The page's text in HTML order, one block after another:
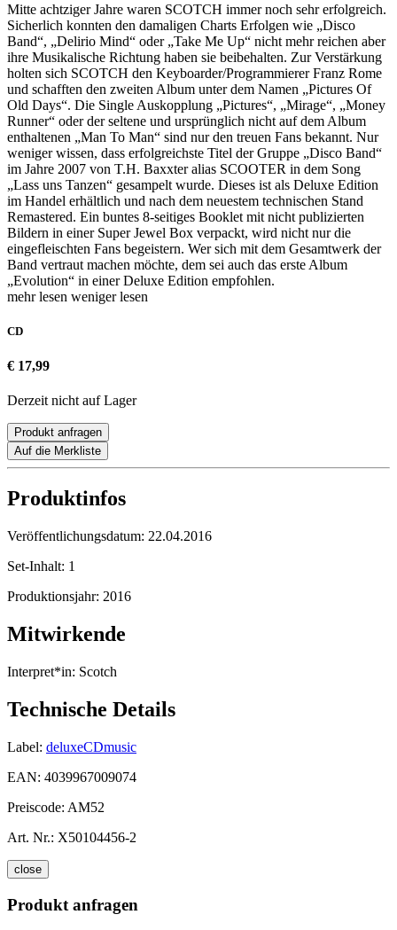
Mitte achtziger Jahre waren SCOTCH immer noch sehr erfolgreich.
Sicherlich konnten den damaligen Charts Erfolgen wie „Disco
Band“, „Delirio Mind“ oder „Take Me Up“ nicht mehr reichen aber
ihre Musikalische Richtung haben sie beibehalten. Zur Verstärkung
holten sich SCOTCH den Keyboarder/Programmierer Franz Rome
und schafften den zweiten Album unter dem Namen „Pictures Of
Old Days“. Die Single Auskopplung „Pictures“, „Mirage“, „Money
Runner“ oder der seltene und ursprünglich nicht auf dem Album
enthaltenen „Man To Man“ sind nur den treuen Fans bekannt. Nur
weniger wissen, dass erfolgreichste Titel der Gruppe „Disco Band“
im Jahre 2007 von T.H. Baxxter alias SCOOTER in dem Song
„Lass uns Tanzen“ gesampelt wurde. Dieses ist als Deluxe Edition
im Handel erhältlich und nach dem neuestem technischen Stand
Remastered. Ein buntes 8-seitiges Booklet mit nicht publizierten
Bildern in einer Super Jewel Box verpackt, wird nicht nur die
eingefleischten Fans begeistern. Wer sich mit dem Gesamtwerk der
Band vertraut machen möchte, dem sei auch das erste Album
„Evolution“ in einer Deluxe Edition empfohlen.
mehr lesen weniger lesen
CD
€ 17,99
Derzeit nicht auf Lager
Produkt anfragen
Auf die Merkliste
Produktinfos
Veröffentlichungsdatum: 22.04.2016
Set-Inhalt: 1
Produktionsjahr: 2016
Mitwirkende
Interpret*in: Scotch
Technische Details
Label: deluxeCDmusic
EAN: 4039967009074
Preiscode: AM52
Art. Nr.: X50104456-2
close
Produkt anfragen